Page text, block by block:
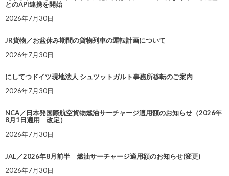
とのAPI連携を開始
2026年7月30日
JR貨物／お盆休み期間の貨物列車の運転計画について
2026年7月30日
にしてつドイツ現地法人 シュツットガルト事務所移転のご案内
2026年7月30日
NCA／日本発国際航空貨物燃油サーチャージ適用額のお知らせ（2026年
8月1日適用 改定）
2026年7月30日
JAL／2026年8月前半 燃油サーチャージ適用額のお知らせ(変更)
2026年7月30日